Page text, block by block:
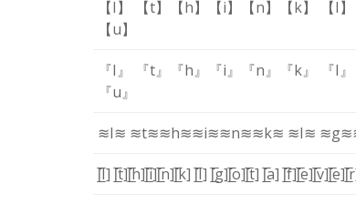
【I】 【t】 【h】 【i】 【n】 【k】 【I】
【u】
『I』 『t』 『h』 『i』 『n』 『k』 『I』
『u』
≋I≋ ≋t≋≋h≋≋i≋≋n≋≋k≋ ≋I≋ ≋g≋
[̲̅I] [̲̅t][̲̅h][̲̅i][̲̅n][̲̅k] [̲̅I] [̲̅g][̲̅o][̲̅t] [̲̅a] [̲̅f][̲̅e][̲̅v][̲̅e]